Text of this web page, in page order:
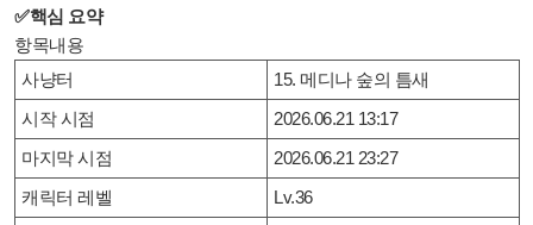
✅핵심 요약
항목내용
사냥터
15. 메디나 숲의 틈새
시작 시점
2026.06.21 13:17
마지막 시점
2026.06.21 23:27
캐릭터 레벨
Lv.36